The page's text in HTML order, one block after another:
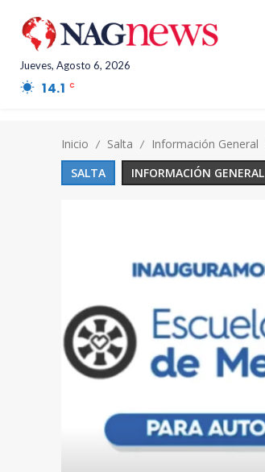
Jueves, Agosto 6, 2026
14.1 C
Inicio Salta Información General
SALTA
INFORMACIÓN GENERAL